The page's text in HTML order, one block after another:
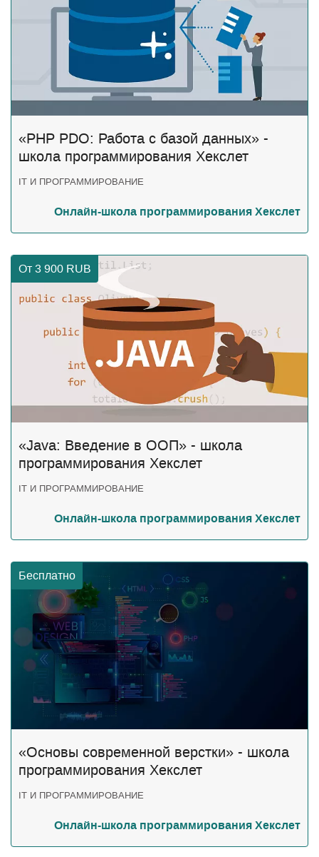
«PHP PDO: Работа с базой данных» -
школа программирования Хекслет
IT И ПРОГРАММИРОВАНИЕ
Онлайн-школа программирования Хекслет
От 3 900 RUB
«Java: Введение в ООП» - школа
программирования Хекслет
IT И ПРОГРАММИРОВАНИЕ
Онлайн-школа программирования Хекслет
Бесплатно
«Основы современной верстки» - школа
программирования Хекслет
IT И ПРОГРАММИРОВАНИЕ
Онлайн-школа программирования Хекслет